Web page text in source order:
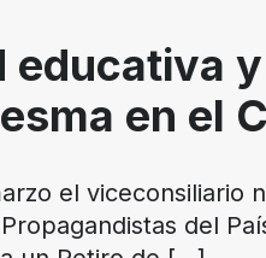
educativa
en el
el viceconsiliario
del